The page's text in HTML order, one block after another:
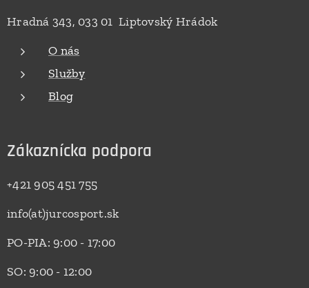
Hradná 343, 033 01 Liptovský Hrádok
O nás
Služby
Blog
Zákaznícka podpora
+421 905 451 755
info(at)jurcosport.sk
PO-PIA: 9:00 - 17:00
SO: 9:00 - 12:00